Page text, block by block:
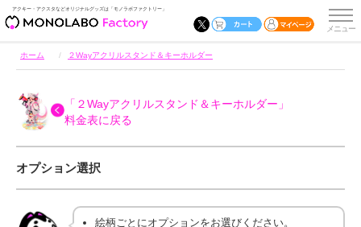
アクキー・アクスタなどオリジナルグッズは「モノラボファクトリー」
ホーム ２Wayアクリルスタンド＆キーホルダー
「２Wayアクリルスタンド＆キーホルダー」
料金表に戻る
オプション選択
絵柄ごとにオプションをお選びください。